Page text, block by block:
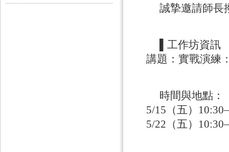
誠摯邀請師長
▌工作坊資訊
講題：實戰演練
時間與地點：
5/15（五）
5/22（五）